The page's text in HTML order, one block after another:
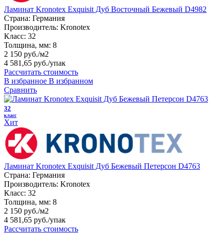
Ламинат Kronotex Exquisit Дуб Восточный Бежевый D4982
Страна: Германия
Производитель: Kronotex
Класс: 32
Толщина, мм: 8
2 150 руб./м2
4 581,65 руб./упак
Рассчитать стоимость
В избранное В избранном
Сравнить
32
класс
Хит
Ламинат Kronotex Exquisit Дуб Бежевый Петерсон D4763
Страна: Германия
Производитель: Kronotex
Класс: 32
Толщина, мм: 8
2 150 руб./м2
4 581,65 руб./упак
Рассчитать стоимость